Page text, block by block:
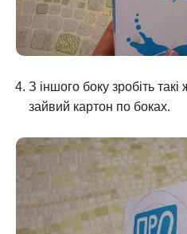
З іншого боку зробіть
зайвий картон по боках.